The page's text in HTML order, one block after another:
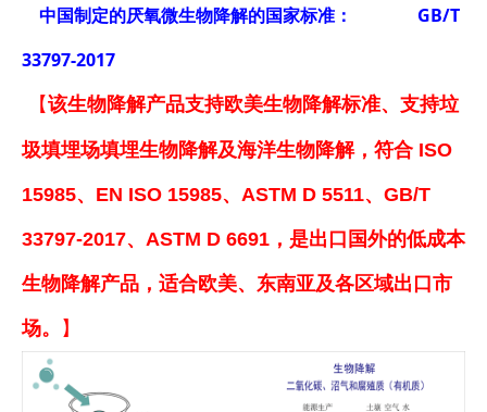
中国制定的厌氧微生物降解的国家标准： GB/T
33797-2017
【该生物降解产品支持欧美生物降解标准、 支持垃
圾填埋场填埋生物降解及海洋生物降解，符合 ISO
15985、 EN ISO 15985、ASTM D 5511、GB/T
33797-2017、 ASTM D 6691 ，是出口国外的低成本
生物降解产品，适合欧美、东南亚及各区域出口市
场。 】